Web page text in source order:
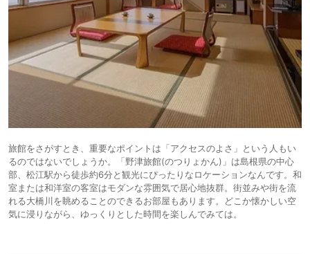
旅館をさがすとき、重要なポイントは「アクセスのよさ」という人もい
るのではないでしょうか。「野津旅館(のつりょかん)」は島根県の中心
部、松江駅から徒歩約6分と観光にぴったりなロケーションなんです。和
室または和洋室の客室はモダンな雰囲気で居心地抜群。街並みや街を流
れる大橋川を眺めることのできるお部屋もあります。どこか懐かしい空
気に浸りながら、ゆっくりとした時間を楽しんでみては。